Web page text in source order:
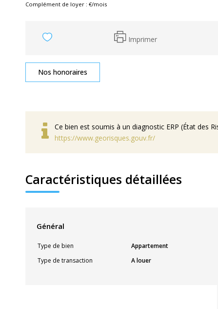
Complément de loyer : €/mois
Imprimer
Nos honoraires
Ce bien est soumis à un diagnostic ERP (État des
https://www.georisques.gouv.fr/
Caractéristiques détaillées
Général
Type de bien
Appartement
Type de transaction
A louer